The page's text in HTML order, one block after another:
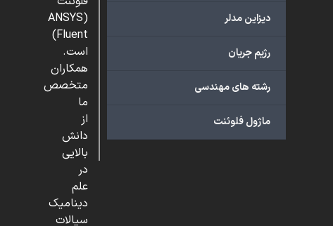
دیزاین مدلر
رژیم جریان
رشته های مهندسی
ماژول فلوئنت
(ANSYS
Fluent)
است.
همکاران
متخصص
ما
از
دانش
بالایی
در
علم
دینامیک
سیالات